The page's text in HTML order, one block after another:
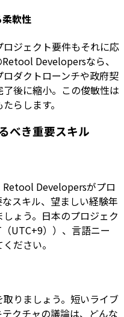
軟性
ジェクト要件もそれに応
Developersなら、
ダクトローンチや政府契
後に縮小。この俊敏性は
らします。
べき重要スキル
Retool Developersがプロ
スキル、望ましい経験年
ょう。日本のプロジェク
UTC+9））、言語ニー
ださい。
りましょう。短いライブ
クチャの議論は、どんな